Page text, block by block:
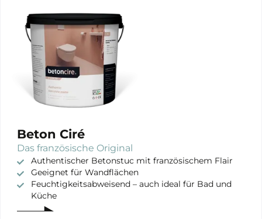
Beton Ciré
Das französische Original
Authentischer Betonstuc mit französischem Flair
Geeignet für Wandflächen
Feuchtigkeitsabweisend – auch ideal für Bad und
Küche